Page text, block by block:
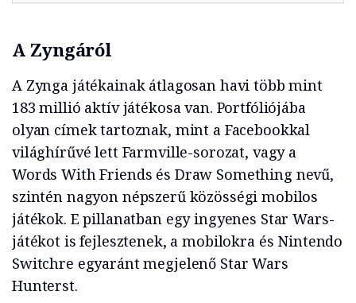
A Zyngáról
A Zynga játékainak átlagosan havi több mint
183 millió aktív játékosa van. Portfóliójába
olyan címek tartoznak, mint a Facebookkal
világhírűvé lett Farmville-sorozat, vagy a
Words With Friends és Draw Something nevű,
szintén nagyon népszerű közösségi mobilos
játékok. E pillanatban egy ingyenes Star Wars-
játékot is fejlesztenek, a mobilokra és Nintendo
Switchre egyaránt megjelenő Star Wars
Hunterst.